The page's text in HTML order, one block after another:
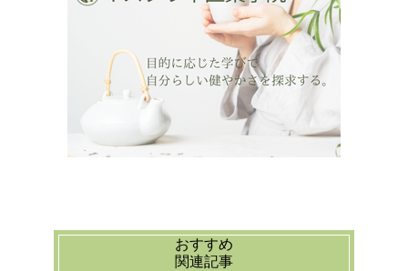
おすすめ
関連記事